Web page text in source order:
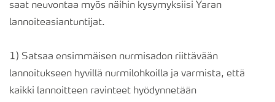
saat neuvontaa myös näihin kysymyksiisi Yaran
lannoiteasiantuntijat.
1) Satsaa ensimmäisen nurmisadon riittävään
lannoitukseen hyvillä nurmilohkoilla ja varmista, että
kaikki lannoitteen ravinteet hyödynnetään